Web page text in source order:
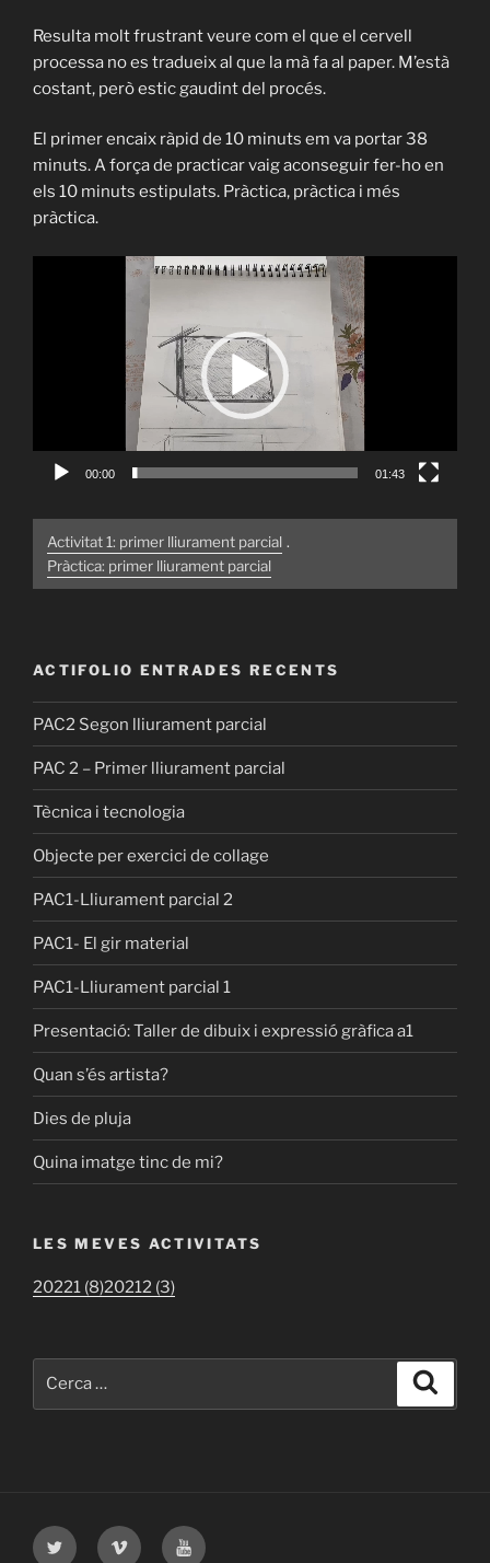
Resulta molt frustrant veure com el que el cervell
processa no es tradueix al que la mà fa al paper. M’està
costant, però estic gaudint del procés.
El primer encaix ràpid de 10 minuts em va portar 38
minuts. A força de practicar vaig aconseguir fer-ho en
els 10 minuts estipulats. Pràctica, pràctica i més
pràctica.
00:00 01:43
Activitat 1: primer lliurament parcial .
Pràctica: primer lliurament parcial
ACTIFOLIO ENTRADES RECENTS
PAC2 Segon lliurament parcial
PAC 2 – Primer lliurament parcial
Tècnica i tecnologia
Objecte per exercici de collage
PAC1-Lliurament parcial 2
PAC1- El gir material
PAC1-Lliurament parcial 1
Presentació: Taller de dibuix i expressió gràfica a1
Quan s’és artista?
Dies de pluja
Quina imatge tinc de mi?
LES MEVES ACTIVITATS
20221 (8)20212 (3)
Twitter Vimeo
Youtube